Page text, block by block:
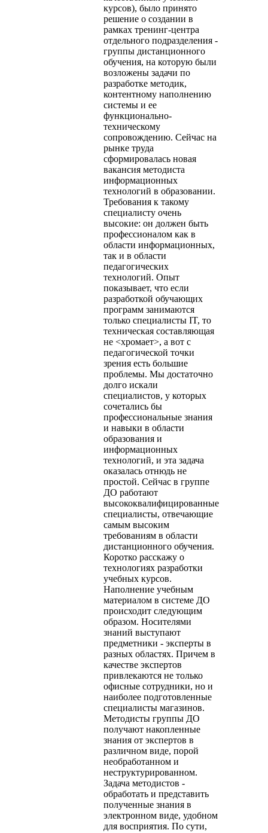
курсов), было принято
решение о создании в
рамках тренинг-центра
отдельного подразделения -
группы дистанционного
обучения, на которую были
возложены задачи по
разработке методик,
контентному наполнению
системы и ее
функционально-
техническому
сопровождению. Сейчас на
рынке труда
сформировалась новая
вакансия методиста
информационных
технологий в образовании.
Требования к такому
специалисту очень
высокие: он должен быть
профессионалом как в
области информационных,
так и в области
педагогических
технологий. Опыт
показывает, что если
разработкой обучающих
программ занимаются
только специалисты IT, то
техническая составляющая
не <хромает>, а вот с
педагогической точки
зрения есть большие
проблемы. Мы достаточно
долго искали
специалистов, у которых
сочетались бы
профессиональные знания
и навыки в области
образования и
информационных
технологий, и эта задача
оказалась отнюдь не
простой. Сейчас в группе
ДО работают
высококвалифицированные
специалисты, отвечающие
самым высоким
требованиям в области
дистанционного обучения.
Коротко расскажу о
технологиях разработки
учебных курсов.
Наполнение учебным
материалом в системе ДО
происходит следующим
образом. Носителями
знаний выступают
предметники - эксперты в
разных областях. Причем в
качестве экспертов
привлекаются не только
офисные сотрудники, но и
наиболее подготовленные
специалисты магазинов.
Методисты группы ДО
получают накопленные
знания от экспертов в
различном виде, порой
необработанном и
неструктурированном.
Задача методистов -
обработать и представить
полученные знания в
электронном виде, удобном
для восприятия. По сути,